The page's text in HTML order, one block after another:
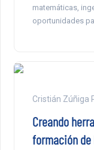
matemáticas,
oportunidades
Cristián Zúñiga
Creando
formación